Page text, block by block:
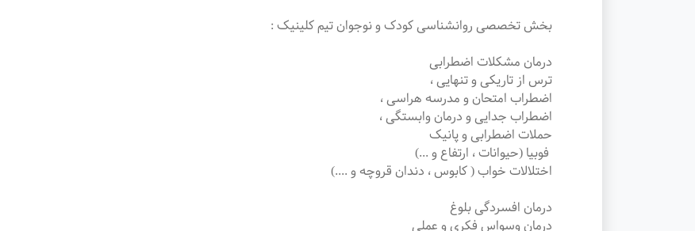
بخش تخصصی روانشناسی کودک و نوجوان تیم کلینیک :
درمان مشکلات اضطرابی
ترس از تاریکی و تنهایی ،
اضطراب امتحان و مدرسه هراسی ،
اضطراب جدایی و درمان وابستگی ،
حملات اضطرابی و پانیک
فوبیا (حیوانات ، ارتفاع و ...)
اختلالات خواب ( کابوس ، دندان قروچه و ....)
درمان افسردگی بلوغ
درمان وسواس فکری و عملی